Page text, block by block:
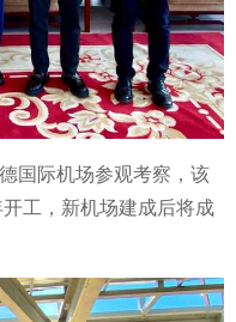
国际机场参观考察，该
工，新机场建成后将成